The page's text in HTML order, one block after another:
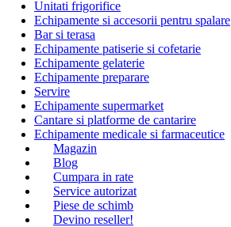
Unitati frigorifice
Echipamente si accesorii pentru spalare
Bar si terasa
Echipamente patiserie si cofetarie
Echipamente gelaterie
Echipamente preparare
Servire
Echipamente supermarket
Cantare si platforme de cantarire
Echipamente medicale si farmaceutice
Magazin
Blog
Cumpara in rate
Service autorizat
Piese de schimb
Devino reseller!